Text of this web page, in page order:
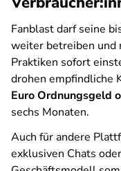
Fanblast darf seine
weiter betreiben und
Praktiken sofort
drohen empfindliche
Euro Ordnungsgeld
sechs Monaten.
Auch für andere
exklusiven Chats